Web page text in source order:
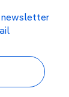
newsletter